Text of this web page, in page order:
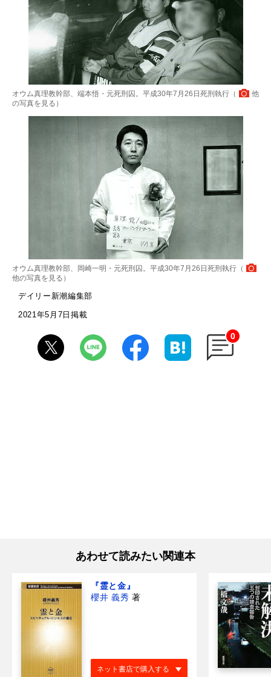
オウム真理教幹部、端本悟・元死刑囚。平成30年7月26日死刑執行（
他
の写真を見る ）
オウム真理教幹部、岡崎一明・元死刑囚。平成30年7月26日死刑執行（
他の写真を見る ）
デイリー新潮編集部
2021年5月7日掲載
0
あわせて読みたい関連本
『霊と金』
櫻井 義秀 著
ネット書店で購入する